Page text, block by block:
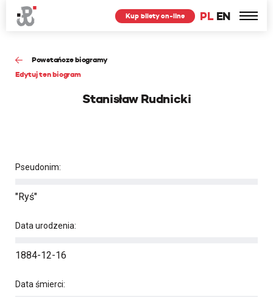
PL EN
Kup bilety on-line
Powstańcze biogramy
Edytuj ten biogram
Stanisław Rudnicki
Pseudonim:
"Ryś"
Data urodzenia:
1884-12-16
Data śmierci: